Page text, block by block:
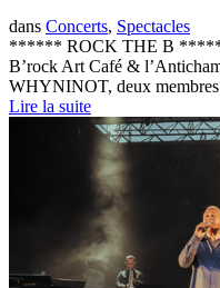
dans Concerts, Spectacles
****** ROCK THE B
B’rock Art Café &
WHYNINOT, deux
Lire la suite